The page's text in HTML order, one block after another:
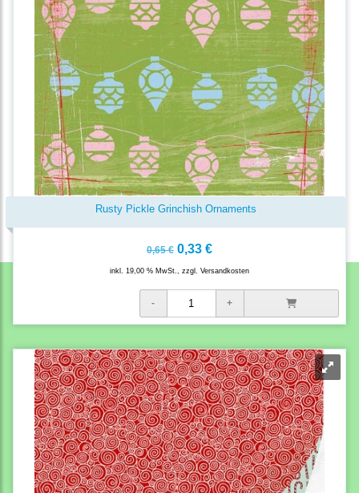
Rusty Pickle Grinchish Ornaments
0,65 € 0,33 €
inkl. 19,00 % MwSt., zzgl. Versandkosten